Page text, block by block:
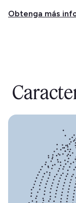
Obtenga más